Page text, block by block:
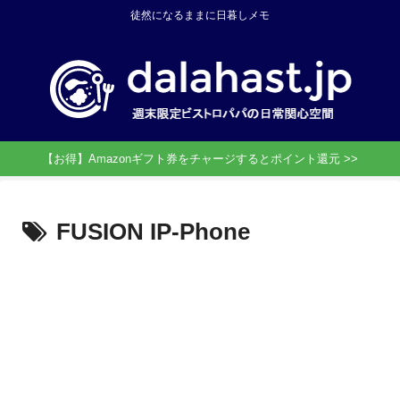
徒然になるままに日暮しメモ
【お得】Amazonギフト券をチャージするとポイント還元 >>
FUSION IP-Phone